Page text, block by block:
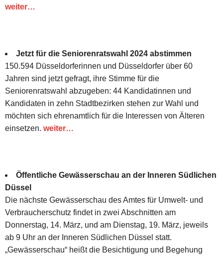
weiter…
Jetzt für die Seniorenratswahl 2024 abstimmen
150.594 Düsseldorferinnen und Düsseldorfer über 60
Jahren sind jetzt gefragt, ihre Stimme für die
Seniorenratswahl abzugeben: 44 Kandidatinnen und
Kandidaten in zehn Stadtbezirken stehen zur Wahl und
möchten sich ehrenamtlich für die Interessen von Älteren
einsetzen. weiter…
Öffentliche Gewässerschau an der Inneren Südlichen
Düssel
Die nächste Gewässerschau des Amtes für Umwelt- und
Verbraucherschutz findet in zwei Abschnitten am
Donnerstag, 14. März, und am Dienstag, 19. März, jeweils
ab 9 Uhr an der Inneren Südlichen Düssel statt.
„Gewässerschau“ heißt die Besichtigung und Begehung